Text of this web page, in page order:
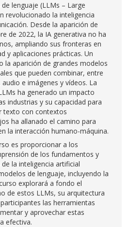
lenguaje (LLMs – Large
revolucionado la inteligencia
Desde la aparición de
de 2022, la IA generativa no ha
ampliando sus fronteras en
y aplicaciones prácticas. Un
la aparición de grandes modelos
que pueden combinar, entre
e imágenes y vídeos. La
ha generado un impacto
industrias y su capacidad para
texto con contextos
ha allanado el camino para
la interacción humano-máquina.
es proporcionar a los
de los fundamentos y
la inteligencia artificial
de lenguaje, incluyendo la
explorará a fondo el
de estos LLMs, su arquitectura
las herramientas
y aprovechar estas
efectiva.